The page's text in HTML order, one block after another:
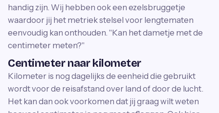
handig zijn. Wij hebben ook een ezelsbruggetje
waardoor jij het metriek stelsel voor lengtematen
eenvoudig kan onthouden. "Kan het dametje met de
centimeter meten?"
Centimeter naar kilometer
Kilometer is nog dagelijks de eenheid die gebruikt
wordt voor de reisafstand over land of door de lucht.
Het kan dan ook voorkomen dat jij graag wilt weten